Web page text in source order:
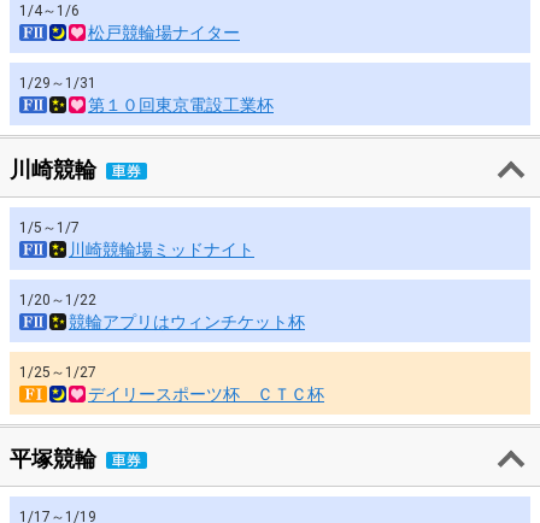
1/4～1/6
松戸競輪場ナイター
1/29～1/31
第１０回東京電設工業杯
川崎競輪
1/5～1/7
川崎競輪場ミッドナイト
1/20～1/22
競輪アプリはウィンチケット杯
1/25～1/27
デイリースポーツ杯 ＣＴＣ杯
平塚競輪
1/17～1/19